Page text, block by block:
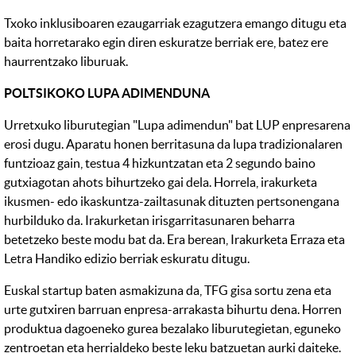
Txoko inklusiboaren ezaugarriak ezagutzera emango ditugu eta
baita horretarako egin diren eskuratze berriak ere, batez ere
haurrentzako liburuak.
POLTSIKOKO LUPA ADIMENDUNA
Urretxuko liburutegian "Lupa adimendun" bat LUP enpresarena
erosi dugu. Aparatu honen berritasuna da lupa tradizionalaren
funtzioaz gain, testua 4 hizkuntzatan eta 2 segundo baino
gutxiagotan ahots bihurtzeko gai dela. Horrela, irakurketa
ikusmen- edo ikaskuntza-zailtasunak dituzten pertsonengana
hurbilduko da. Irakurketan irisgarritasunaren beharra
betetzeko beste modu bat da. Era berean, Irakurketa Erraza eta
Letra Handiko edizio berriak eskuratu ditugu.
Euskal startup baten asmakizuna da, TFG gisa sortu zena eta
urte gutxiren barruan enpresa-arrakasta bihurtu dena. Horren
produktua dagoeneko gurea bezalako liburutegietan, eguneko
zentroetan eta herrialdeko beste leku batzuetan aurki daiteke.